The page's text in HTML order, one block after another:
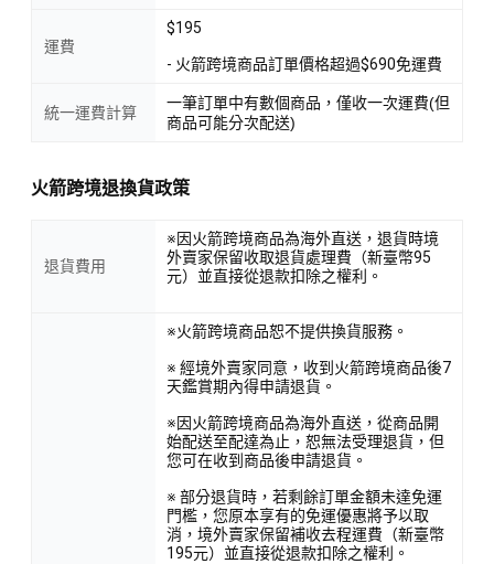
運費
$195
- 火箭跨境商品訂單價格超過$690免運費
統一運費計算
一筆訂單中有數個商品，僅收一次運費(但
商品可能分次配送)
火箭跨境退換貨政策
退貨費用
※因火箭跨境商品為海外直送，退貨時境
外賣家保留收取退貨處理費（新臺幣95
元）並直接從退款扣除之權利。
※火箭跨境商品恕不提供換貨服務。
※ 經境外賣家同意，收到火箭跨境商品後7
天鑑賞期內得申請退貨。
※因火箭跨境商品為海外直送，從商品開
始配送至配達為止，恕無法受理退貨，但
您可在收到商品後申請退貨。
※ 部分退貨時，若剩餘訂單金額未達免運
門檻，您原本享有的免運優惠將予以取
消，境外賣家保留補收去程運費（新臺幣
195元）並直接從退款扣除之權利。